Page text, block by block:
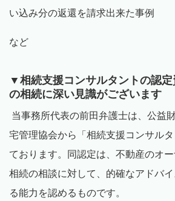
い込み分の返還を請求出来た事例
など
▼相続支援コンサルタントの認
の相続に深い見識がございます
当事務所代表の前田弁護士は、公益
宅管理協会から「相続支援コンサル
ております。同認定は、不動産のオ
相続の相談に対して、的確なアドバ
る能力を認めるものです。